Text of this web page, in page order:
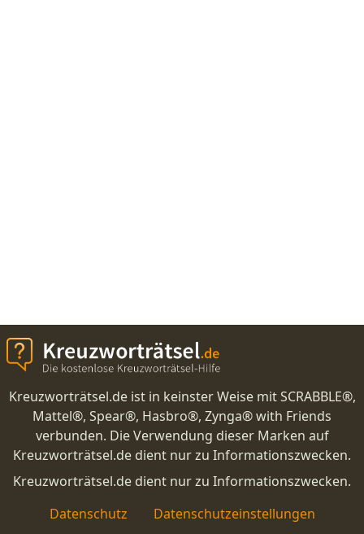
Kreuzworträtsel.de ist in keinster Weise mit SCRABBLE®,
Mattel®, Spear®, Hasbro®, Zynga® with Friends
verbunden. Die Verwendung dieser Marken auf
Kreuzworträtsel.de dient nur zu Informationszwecken.
Kreuzworträtsel.de dient nur zu Informationszwecken.
Datenschutz
Datenschutzeinstellungen